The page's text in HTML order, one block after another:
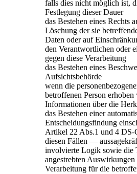
falls dies nicht möglich ist,
Festlegung dieser Dauer
das Bestehen eines Rechts
Löschung der sie
Daten oder auf
den Verantwortlichen oder
gegen diese Verarbeitung
das Bestehen eines
Aufsichtsbehörde
wenn die
betroffenen Person
Informationen über die
das Bestehen einer
Entscheidungsfindung
Artikel 22 Abs.1 und 4
diesen Fällen —
involvierte Logik sowie die
angestrebten
Verarbeitung für die